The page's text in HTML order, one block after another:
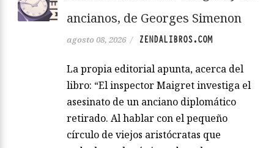
ancianos, de Georges Simenon
agosto 08, 2026 / ZENDALIBROS.COM
La propia editorial apunta, acerca del
libro: “El inspector Maigret investiga el
asesinato de un anciano diplomático
retirado. Al hablar con el pequeño
círculo de viejos aristócratas que